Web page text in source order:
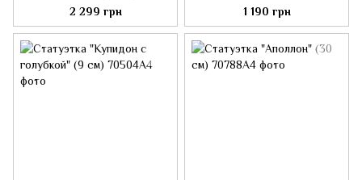
2 299 грн
1 190 грн